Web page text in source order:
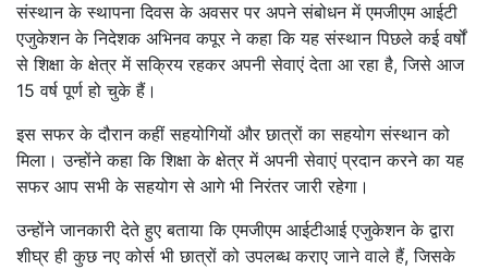
संस्थान के स्थापना दिवस के अवसर पर अपने संबोधन में एमजीएम आईटी
एजुकेशन के निदेशक अभिनव कपूर ने कहा कि यह संस्थान पिछले कई वर्षों
से शिक्षा के क्षेत्र में सक्रिय रहकर अपनी सेवाएं देता आ रहा है, जिसे आज
15 वर्ष पूर्ण हो चुके हैं।
इस सफर के दौरान कहीं सहयोगियों और छात्रों का सहयोग संस्थान को
मिला। उन्होंने कहा कि शिक्षा के क्षेत्र में अपनी सेवाएं प्रदान करने का यह
सफर आप सभी के सहयोग से आगे भी निरंतर जारी रहेगा।
उन्होंने जानकारी देते हुए बताया कि एमजीएम आईटीआई एजुकेशन के द्वारा
शीघ्र ही कुछ नए कोर्स भी छात्रों को उपलब्ध कराए जाने वाले हैं, जिसके